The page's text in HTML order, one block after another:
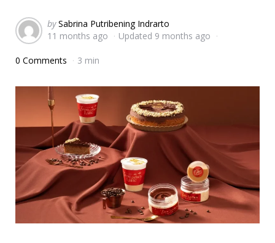
Posted
by
by Sabrina Putribening Indrarto
11 months ago
Updated 9 months ago
0 Comments 3 min